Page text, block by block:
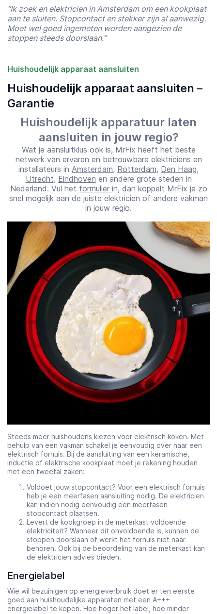
“Ik zoek en elektricien in Amsterdam om een kookplaat
aan te sluiten. Stopcontact en stekker zijn al aanwezig.
Moet wel goed ingemeten worden aangezien de
stoppen steeds doorslaan.”
Huishoudelijk apparaat aansluiten
Huishoudelijk apparaat aansluiten –
Garantie
Huishoudelijk apparatuur laten
aansluiten in jouw regio?
Wat je aansluitklus ook is, MrFix heeft het beste
netwerk van ervaren en betrouwbare elektriciens en
installateurs in Amsterdam, Rotterdam, Den Haag,
Utrecht, Eindhoven en andere grote steden in
Nederland. Vul het formulier in, dan koppelt MrFix je zo
snel mogelijk aan de juiste elektricien of andere vakman
in jouw regio.
Steeds meer huishoudens kiezen voor elektrisch koken. Met
behulp van een vakman schakel je eenvoudig over naar een
elektrisch fornuis. Bij de aansluiting van een keramische,
inductie of elektrische kookplaat moet je rekening houden
met een tweetal zaken:
Voldoet jouw stopcontact? Voor een elektrisch fornuis
heb je een meerfasen aansluiting nodig. De elektricien
kan indien nodig eenvoudig een meerfasen
stopcontact plaatsen.
Levert de kookgroep in de meterkast voldoende
elektriciteit? Wanneer dit onvoldoende is, kunnen de
stoppen doorslaan of werkt het fornuis niet naar
behoren. Ook bij de beoordeling van de meterkast kan
de elektricien advies bieden.
Energielabel
Wie wil bezuinigen op energieverbruik doet er ten eerste
goed aan huishoudelijke apparaten met een A+++
energielabel te kopen. Hoe hoger het label, hoe minder
Starttijd
07:00
Eindtijd
23:00